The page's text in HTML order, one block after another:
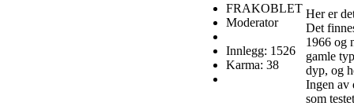
FRAKOBLET
Moderator
Innlegg: 1526
Karma: 38
Her er
Det
1966 og
gamle
dyp, og
Ingen av
som